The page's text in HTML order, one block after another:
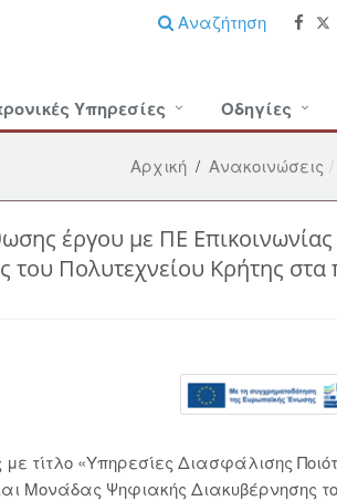
Αναζήτηση
Υπηρεσίες Οδηγίες
Αρχική / Ανακοινώσεις
έργου με ΠΕ
Πολυτεχνείου Κρήτης στα
τίτλο «Υπηρεσίες Διασφάλισης
Μονάδας Ψηφιακής Διακυβέρνησης